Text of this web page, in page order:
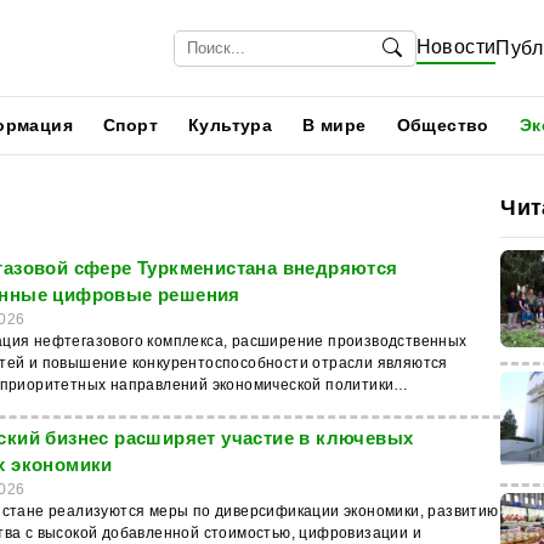
Новости
Спорт Культура В мире Общество
сфере Туркменистана внедряются
цифровые решения
нефтегазового комплекса, расширение производственных
и повышение конкурентоспособности отрасли являются
направлений экономической политики
определены в программных документах «Возрождение новой
государства: Национальная программа социально-
развития Туркменистана в 2022–2052 годах» и «Программа
Туркменистана по социально-экономическому развитию страны
годы». Документы предусматривают цифровизацию экономики
технологий в промышленность. Одним из
бизнес расширяет участие в ключевых
экономики
реализуются меры по диверсификации экономики, развитию
с высокой добавленной стоимостью, цифровизации и